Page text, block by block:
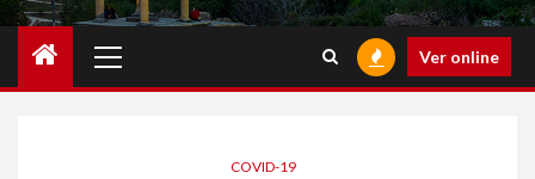
principal
Ver online
COVID-19